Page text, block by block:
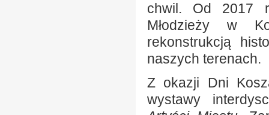
chwil. Od 2017
Młodzieży w
rekonstrukcją
naszych terenach.
Z okazji Dni
wystawy